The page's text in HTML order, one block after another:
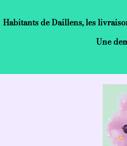
Habitants de Daillens, les
Une